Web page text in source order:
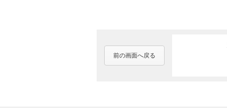
前の画面へ戻る